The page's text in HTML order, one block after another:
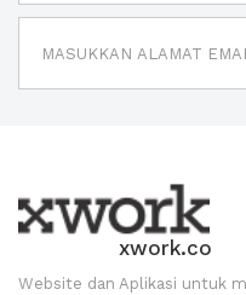
xwork.co
Website dan Aplikasi untuk